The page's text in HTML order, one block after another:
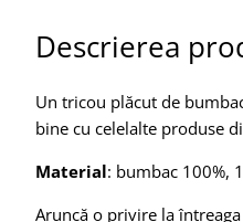
Descrierea
Un tricou plăcut de
bine cu celelalte produse
Material: bumbac 100%,
Aruncă o privire la